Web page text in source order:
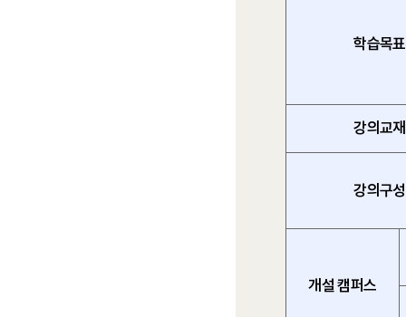
학습목표
강의교재
강의구성
개설 캠퍼스